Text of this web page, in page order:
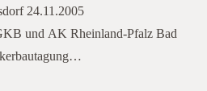
24.11.2005
und AK Rheinland-Pfalz Bad